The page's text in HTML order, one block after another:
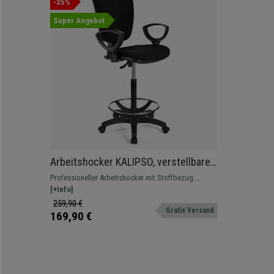
-35%
Super Angebot
Arbeitshocker KALIPSO, verstellbare
Rückenlehne, dicke Polsterung,
Stoffbezug, Farbe Schwarz
Professioneller Arbeitshocker mit Stoffbezug.
Verstellbar, mit Fußstütze, widerstandsfähig und
bequem.
[+Info]
259,90 €
169,90 € Gratis Versand